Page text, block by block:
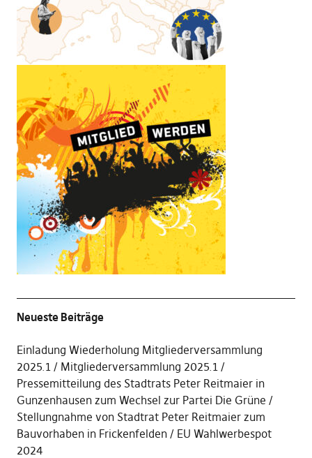
Neueste Beiträge
Einladung Wiederholung Mitgliederversammlung
2025.1
Mitgliederversammlung 2025.1
Pressemitteilung des Stadtrats Peter Reitmaier in
Gunzenhausen zum Wechsel zur Partei Die Grüne
Stellungnahme von Stadtrat Peter Reitmaier zum
Bauvorhaben in Frickenfelden
EU Wahlwerbespot
2024